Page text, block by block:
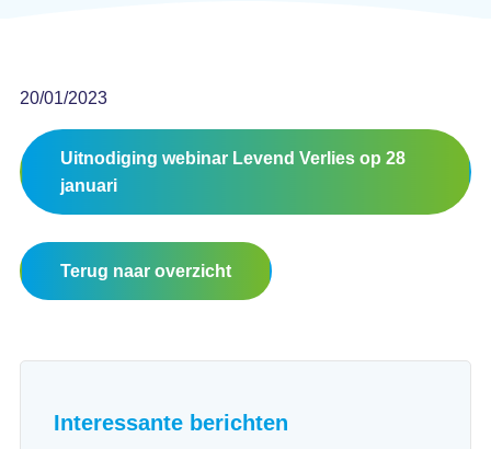
20/01/2023
Uitnodiging webinar Levend Verlies op 28
januari
Terug naar overzicht
Interessante berichten